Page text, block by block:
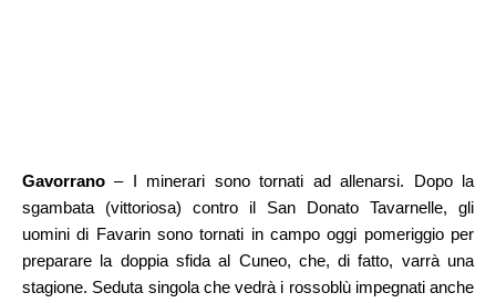
Gavorrano – I minerari sono tornati ad allenarsi. Dopo la
sgambata (vittoriosa) contro il San Donato Tavarnelle, gli
uomini di Favarin sono tornati in campo oggi pomeriggio per
preparare la doppia sfida al Cuneo, che, di fatto, varrà una
stagione. Seduta singola che vedrà i rossoblù impegnati anche